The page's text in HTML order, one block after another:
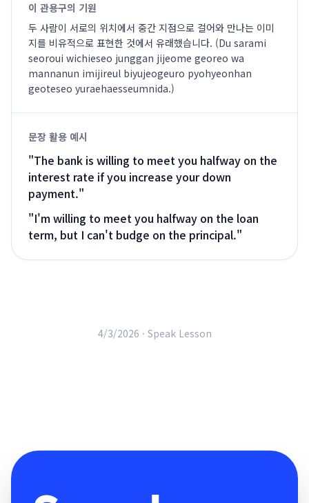
이 관용구의 기원
두 사람이 서로의 위치에서 중간 지점으로 걸어와 만나는 이미
지를 비유적으로 표현한 것에서 유래했습니다. (Du sarami
seoroui wichieseo junggan jijeome georeo wa
mannanun imijireul biyujeogeuro pyohyeonhan
geoteseo yuraehaesseumnida.)
문장 활용 예시
"The bank is willing to meet you halfway on the
interest rate if you increase your down
payment."
"I'm willing to meet you halfway on the loan
term, but I can't budge on the principal."
4/3/2026 · Speak Lesson